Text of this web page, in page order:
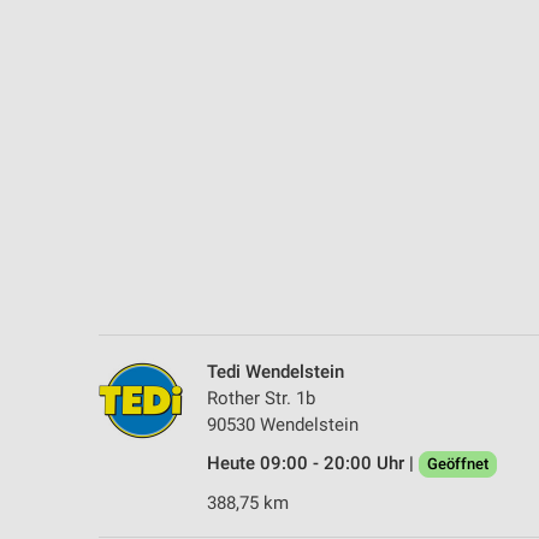
Tedi Wendelstein
Rother Str. 1b
90530 Wendelstein
Heute 09:00 - 20:00 Uhr |
Geöffnet
388,75 km
Notwendig
Performance